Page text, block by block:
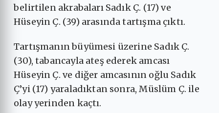
belirtilen akrabaları Sadık Ç. (17) ve
Hüseyin Ç. (39) arasında tartışma çıktı.
Tartışmanın büyümesi üzerine Sadık Ç.
(30), tabancayla ateş ederek amcası
Hüseyin Ç. ve diğer amcasının oğlu Sadık
Ç’yi (17) yaraladıktan sonra, Müslüm Ç. ile
olay yerinden kaçtı.